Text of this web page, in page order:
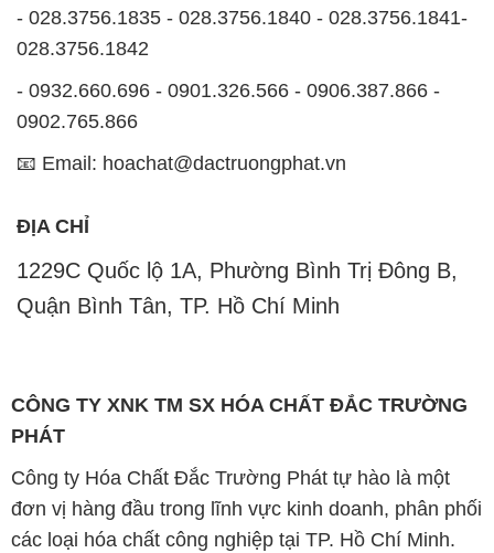
- 028.3756.1835 - 028.3756.1840 - 028.3756.1841-
028.3756.1842
- 0932.660.696 - 0901.326.566 - 0906.387.866 -
0902.765.866
📧 Email: hoachat@dactruongphat.vn
ĐỊA CHỈ
1229C Quốc lộ 1A, Phường Bình Trị Đông B,
Quận Bình Tân, TP. Hồ Chí Minh
CÔNG TY XNK TM SX HÓA CHẤT ĐẮC TRƯỜNG
PHÁT
Công ty Hóa Chất Đắc Trường Phát tự hào là một
đơn vị hàng đầu trong lĩnh vực kinh doanh, phân phối
các loại hóa chất công nghiệp tại TP. Hồ Chí Minh.